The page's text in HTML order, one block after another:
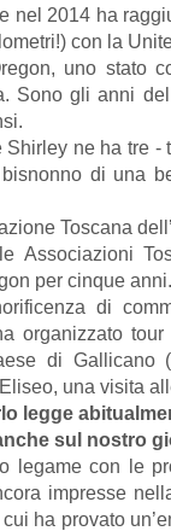
nel 2014 ha
con la
uno stato
Sono gli anni
ne ha tre -
di una
Toscana
Associazioni
per cinque anni.
di
organizzato
di
una visita
legge
sul nostro
legame con le
impresse
ha provato